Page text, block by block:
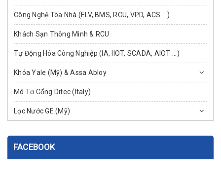
Công Nghệ Tòa Nhà (ELV, BMS, RCU, VPD, ACS ...)
Khách Sạn Thông Minh & RCU
Tự Động Hóa Công Nghiệp (IA, IIOT, SCADA, AIOT ...)
Khóa Yale (Mỹ) & Assa Abloy
Mô Tơ Cổng Ditec (Italy)
Lọc Nước GE (Mỹ)
FACEBOOK